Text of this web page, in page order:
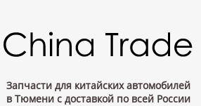
Запчасти для китайских автомобилей
в Тюмени с доставкой по всей России